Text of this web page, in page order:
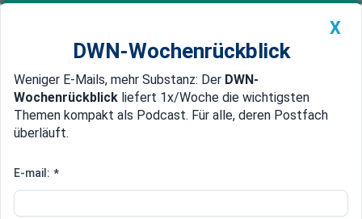
Newsticker MEIN DWN: Geldanlage Premium
Edelmetalle DWN-Magazin China
Trügerische Sicherheit: Warum
X
DWN-Wochenrückblick
Weniger E-Mails, mehr Substanz: Der DWN-
Wochenrückblick liefert 1x/Woche die wichtigsten
Themen kompakt als Podcast. Für alle, deren Postfach
überläuft.
E-mail: *